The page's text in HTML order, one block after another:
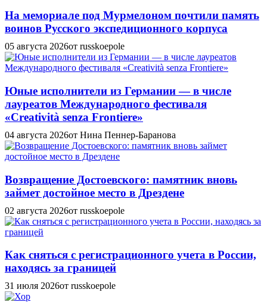
На мемориале под Мурмелоном почтили память
воинов Русского экспедиционного корпуса
05 августа 2026от russkoepole
Юные исполнители из Германии — в числе
лауреатов Международного фестиваля
«Creatività senza Frontiere»
04 августа 2026от Нина Пеннер-Баранова
Возвращение Достоевского: памятник вновь
займет достойное место в Дрездене
02 августа 2026от russkoepole
Как сняться с регистрационного учета в России,
находясь за границей
31 июля 2026от russkoepole